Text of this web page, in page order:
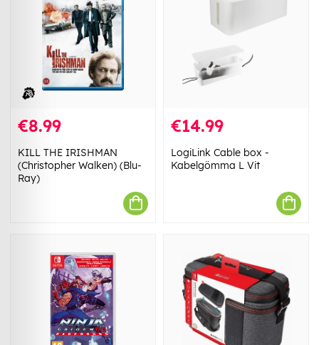
€8.99
KILL THE IRISHMAN
(Christopher Walken) (Blu-
Ray)
€14.99
LogiLink Cable box -
Kabelgömma L Vit